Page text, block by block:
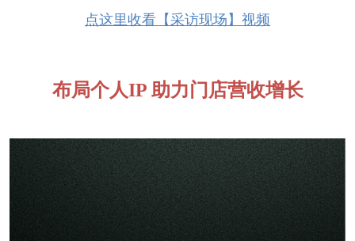
点这里收看【采访现场】视频
布局个人IP 助力门店营收增长